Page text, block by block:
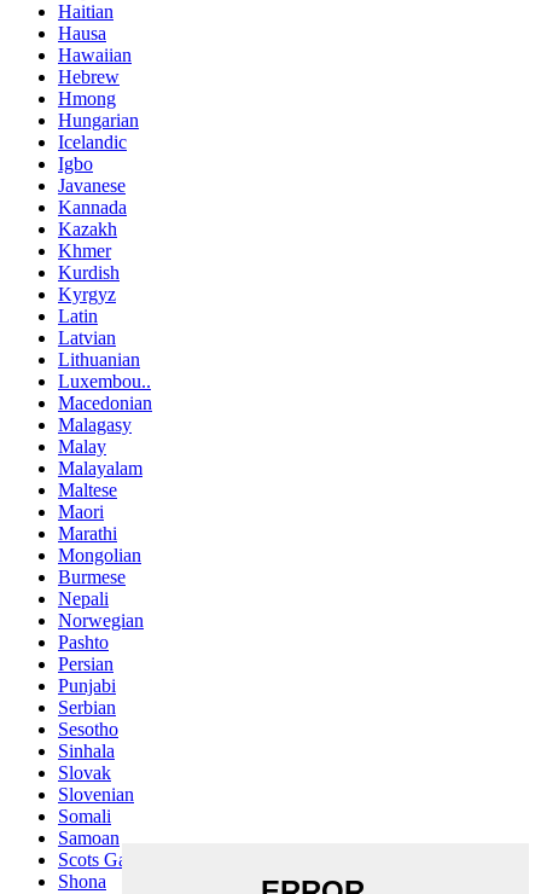
Haitian
Hausa
Hawaiian
Hebrew
Hmong
Hungarian
Icelandic
Igbo
Javanese
Kannada
Kazakh
Khmer
Kurdish
Kyrgyz
Latin
Latvian
Lithuanian
Luxembou..
Macedonian
Malagasy
Malay
Malayalam
Maltese
Maori
Marathi
Mongolian
Burmese
Nepali
Norwegian
Pashto
Persian
Punjabi
Serbian
Sesotho
Sinhala
Slovak
Slovenian
Somali
Samoan
Scots Gaelic
Shona